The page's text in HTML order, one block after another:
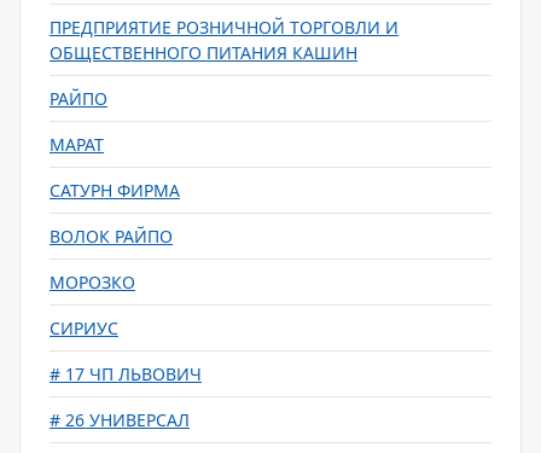
ПРЕДПРИЯТИЕ РОЗНИЧНОЙ ТОРГОВЛИ И
ОБЩЕСТВЕННОГО ПИТАНИЯ КАШИН
РАЙПО
МАРАТ
САТУРН ФИРМА
ВОЛОК РАЙПО
МОРОЗКО
СИРИУС
# 17 ЧП ЛЬВОВИЧ
# 26 УНИВЕРСАЛ